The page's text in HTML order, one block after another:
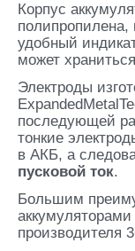
Корпус
удобный
может
Электроды
последующей
тонкие
в АКБ, а
пусковой ток.
Большим
аккумуляторами
производителя